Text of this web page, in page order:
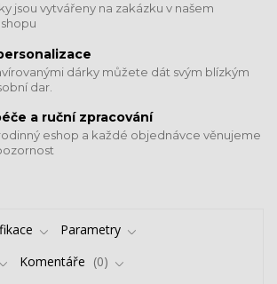
jsou vytvářeny na zakázku v našem
dárky můžete dát svým blízkým
dar.
a ruční zpracování
eshop a každé objednávce věnujeme
Parametry
Komentáře
0